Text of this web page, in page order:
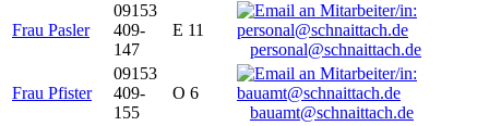
Frau Pasler
09153
409-
147
E 11
personal@schnaittach.de
Frau Pfister
09153
409-
155
O 6
bauamt@schnaittach.de